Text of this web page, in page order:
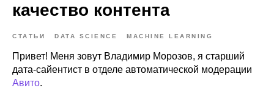
качество контента
СТАТЬИ DATA SCIENCE MACHINE LEARNING
Привет! Меня зовут Владимир Морозов, я старший
дата-сайентист в отделе автоматической модерации
Авито.